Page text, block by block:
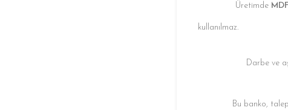
Üretimde
kullanılmaz.
Darbe ve
Bu banko,